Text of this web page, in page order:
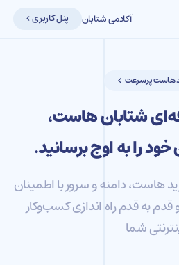
آکادمی شتابان پنل کاربری
هاست پرسرعت
شتابان هاست،
را به اوج برسانید.
هاست، دامنه و سرور با اطمینان
قدم به قدم راه اندازی کسب‌و‌کار
شما